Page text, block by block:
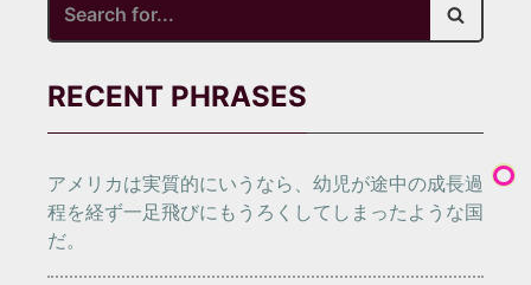
Search
RECENT PHRASES
アメリカは実質的にいうなら、幼児が途中の成長過
程を経ず一足飛びにもうろくしてしまったような国
だ。